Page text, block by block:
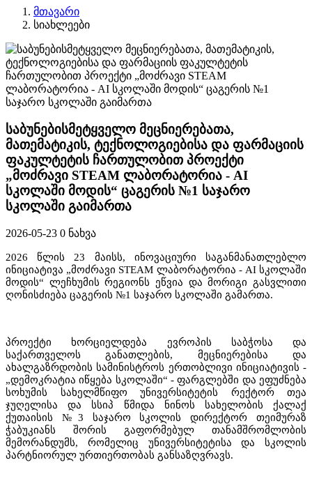
მთავარი
სიახლეები
საბუნებისმეტყველო მეცნიერებათა,
მათემატიკის, ტექნოლოგიებისა და ფარმაციის
ფაკულტეტის ჩართულობით პროექტი
„მოძრავი STEAM ლაბორატორია - AI
სკოლაში მოდის“ ცაგერის №1 საჯარო
სკოლაში გაიმართა
2026-05-23 0 ნახვა
2026 წლის 23 მაისს, ინოვაციური საგანმანათლებლო
ინიციატივა „მოძრავი STEAM ლაბორატორია - AI სკოლაში
მოდის“ ლეჩხუმის რეგიონს ეწვია და მორიგი გასვლითი
ღონისძიება ცაგერის №1 საჯარო სკოლაში გამართა.
პროექტი ხორციელდება ევროპის საბჭოსა და
საქართველოს განათლების, მეცნიერებისა და
ახალგაზრდობის სამინისტროს ერთობლივი ინიციატივის -
„დემოკრატია იწყება სკოლაში“ - ფარგლებში და ეფუძნება
სოხუმის სახელმწიფო უნივერსიტეტის რექტორ თეა
ჯუღელისა და სსიპ წმიდა ნინოს სახელობის ქალაქ
ქუთაისის №3 საჯარო სკოლის დირექტორ თეიმურაზ
ჭაბუკიანს შორის გაფორმებულ თანამშრომლობის
მემორანდუმს, რომელიც უნივერსიტეტისა და სკოლის
პარტნიორულ ურთიერთობას განსაზღვრავს.